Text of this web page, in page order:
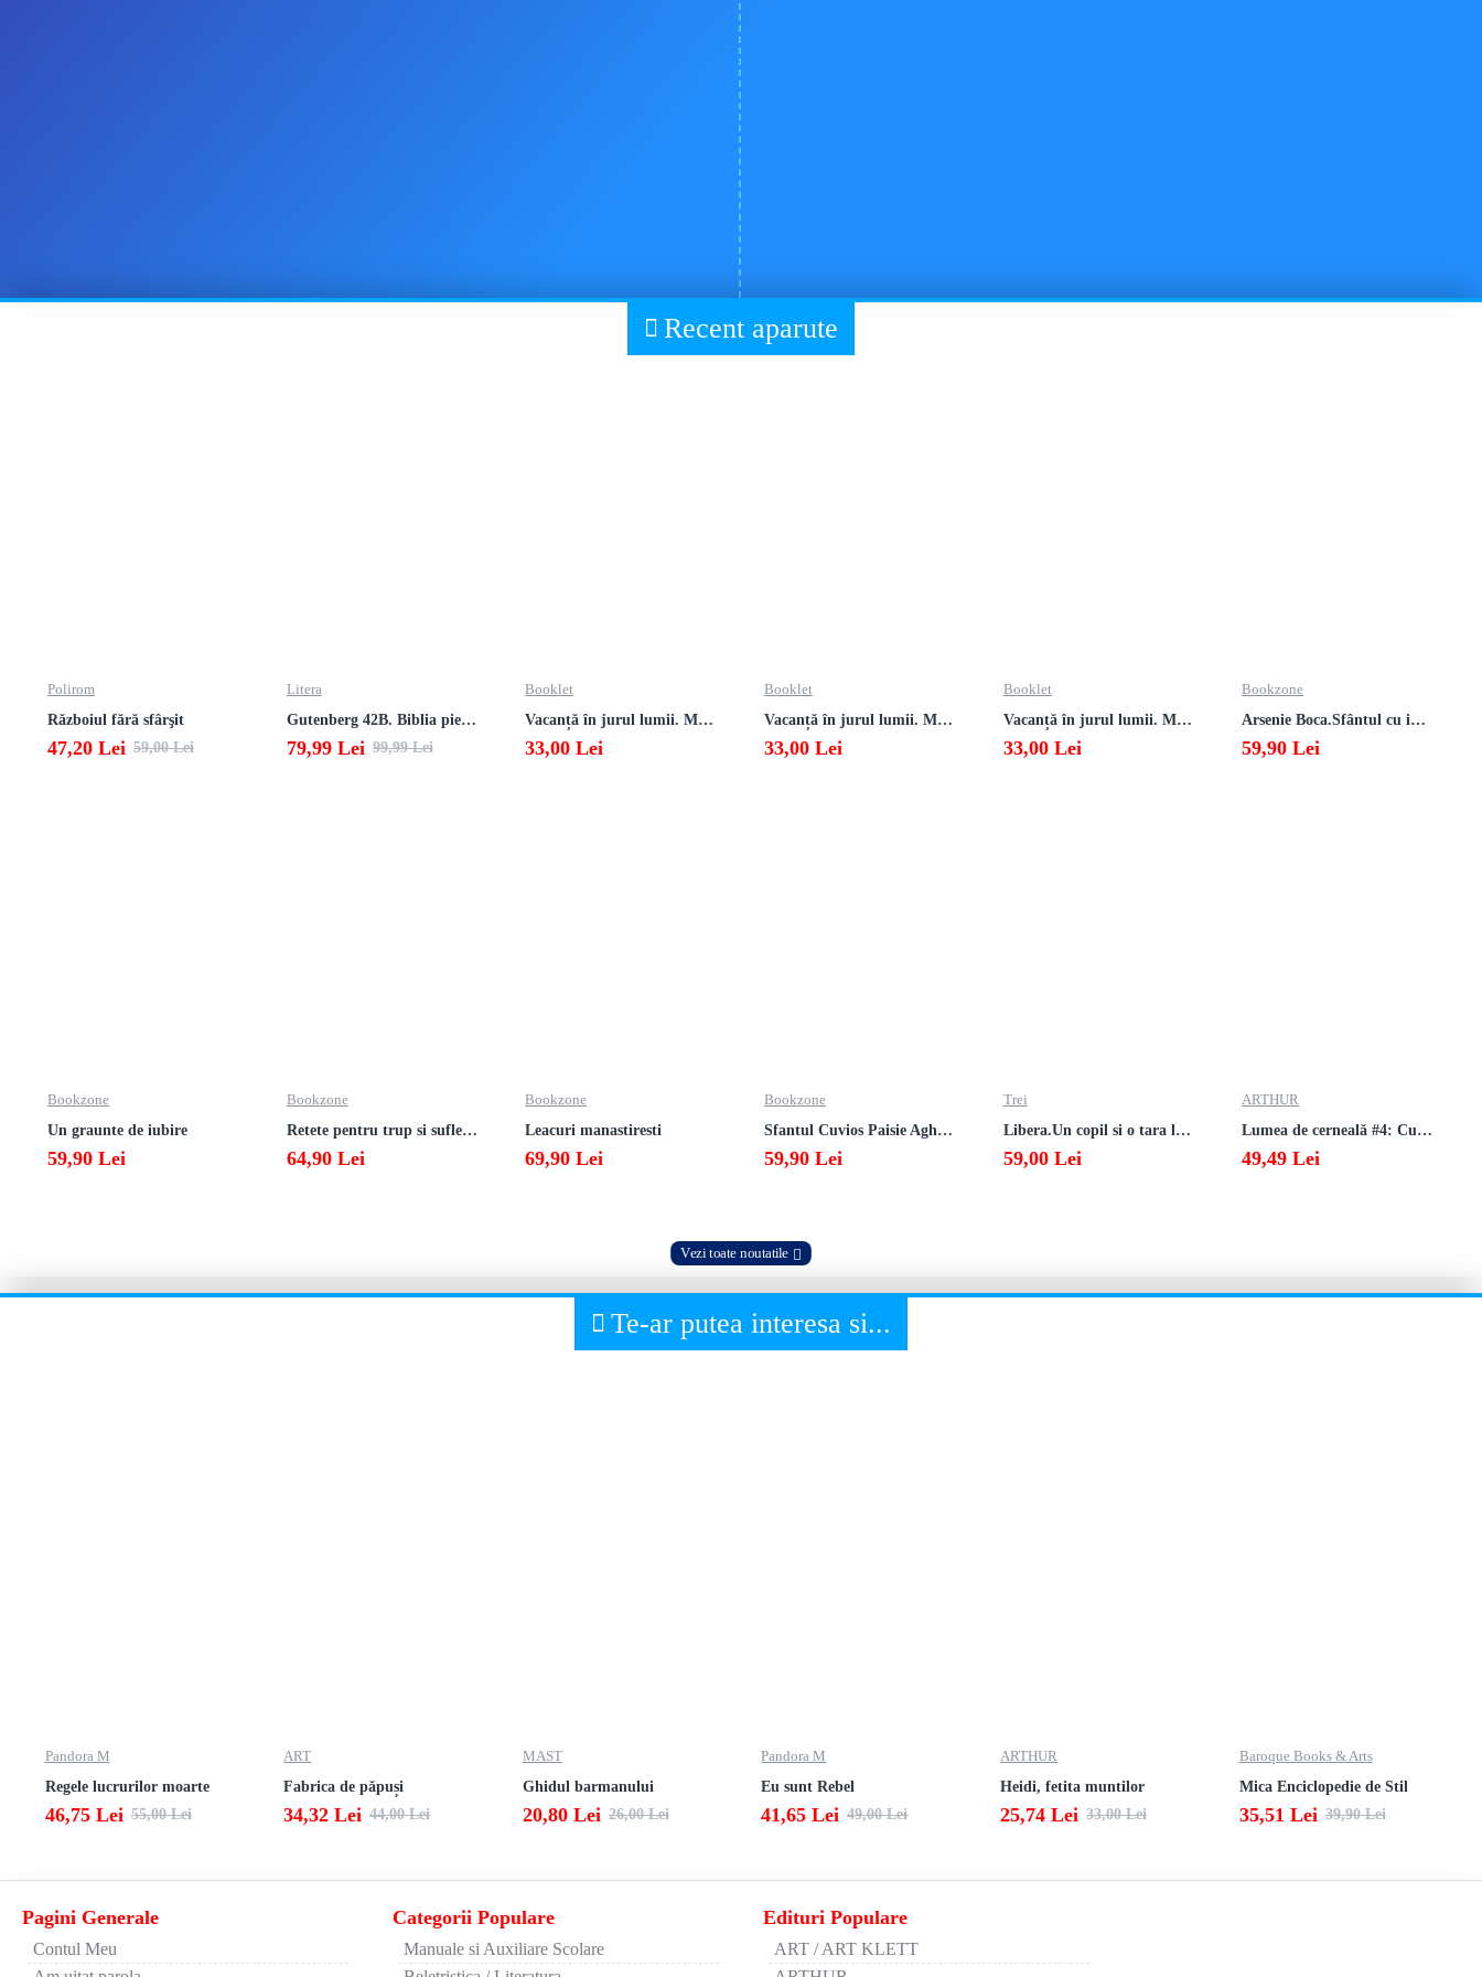
Recent aparute
Polirom
Războiul fără sfârşit
47,20 Lei 59,00 Lei
Litera
Gutenberg 42B. Biblia pierduta
79,99 Lei 99,99 Lei
Booklet
Vacanță în jurul lumii. Matematică clasa a VII-a – EDIȚIA 2026
33,00 Lei
Booklet
Vacanță în jurul lumii. Matematică clasa a VI-a – EDIȚIA 2026
33,00 Lei
Booklet
Vacanță în jurul lumii. Matematică clasa a V-a – EDIȚIA 2026
33,00 Lei
Bookzone
Arsenie Boca.Sfântul cu inima cat cerul
59,90 Lei
Bookzone
Un graunte de iubire
59,90 Lei
Bookzone
Retete pentru trup si suflet din bucataria manastirii
64,90 Lei
Bookzone
Leacuri manastiresti
69,90 Lei
Bookzone
Sfantul Cuvios Paisie Aghioritul
59,90 Lei
Trei
Libera.Un copil si o tara la sfarsitul istoriei.Lea Ypi
59,00 Lei
ARTHUR
Lumea de cerneală #4: Culoarea răzbunării
49,49 Lei
Vezi toate noutatile
Te-ar putea interesa si...
Pandora M
Regele lucrurilor moarte
46,75 Lei 55,00 Lei
ART
Fabrica de păpuși
34,32 Lei 44,00 Lei
MAST
Ghidul barmanului
20,80 Lei 26,00 Lei
Pandora M
Eu sunt Rebel
41,65 Lei 49,00 Lei
ARTHUR
Heidi, fetita muntilor
25,74 Lei 33,00 Lei
Baroque Books & Arts
Mica Enciclopedie de Stil
35,51 Lei 39,90 Lei
Pagini Generale
Contul Meu
Categorii Populare
Manuale si Auxiliare Scolare
Edituri Populare
ART / ART KLETT